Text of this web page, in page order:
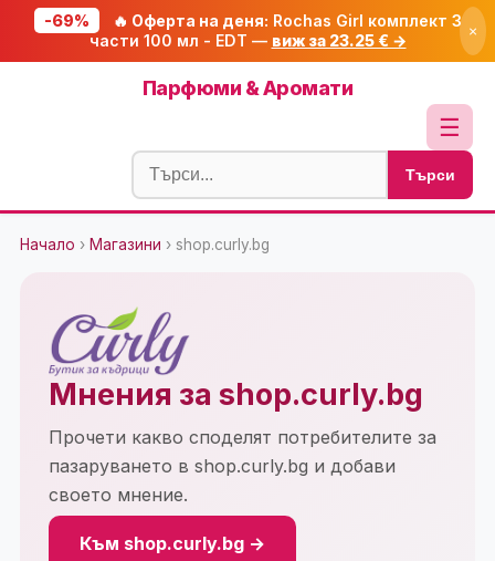
-69% 🔥 Оферта на деня: Rochas Girl комплект 3
части 100 мл - EDT — виж за 23.25 € → ×
Парфюми & Аромати
☰
Блог
🧮 Калкулатори
🔍 Намери продукт
Търси
Начало › Магазини › shop.curly.bg
Мнения за shop.curly.bg
Прочети какво споделят потребителите за
пазаруването в shop.curly.bg и добави
своето мнение.
Към shop.curly.bg →